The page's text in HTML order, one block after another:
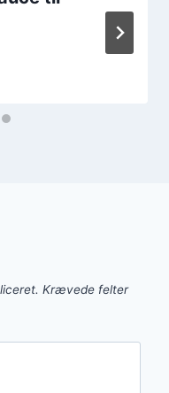
Krævede felter